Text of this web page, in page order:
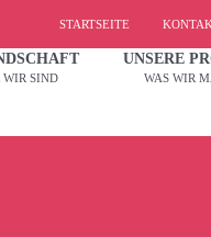
STARTSEITE
WIR SIND
UNSERE
WAS WIR